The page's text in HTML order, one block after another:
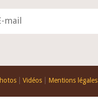
Vidéos Mentions légales